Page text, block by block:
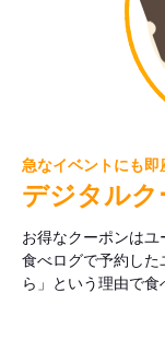
急なイベントにも即
デジタル
お得なクーポンはユ
食べログで予約し
ら」という理由で食